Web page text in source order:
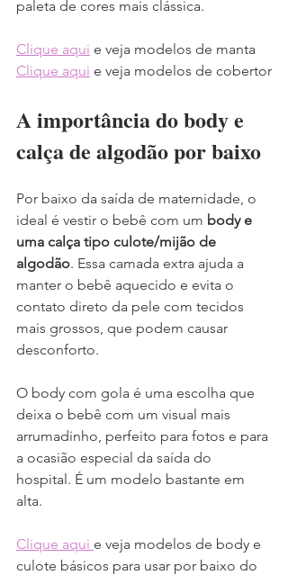
paleta de cores mais clássica.
Clique aqui e veja modelos de manta
Clique aqui e veja modelos de cobertor
A importância do body e
calça de algodão por baixo
Por baixo da saída de maternidade, o
ideal é vestir o bebê com um body e
uma calça tipo culote/mijão de
algodão. Essa camada extra ajuda a
manter o bebê aquecido e evita o
contato direto da pele com tecidos
mais grossos, que podem causar
desconforto.
O body com gola é uma escolha que
deixa o bebê com um visual mais
arrumadinho, perfeito para fotos e para
a ocasião especial da saída do
hospital. É um modelo bastante em
alta.
Clique aqui e veja modelos de body e
culote básicos para usar por baixo do